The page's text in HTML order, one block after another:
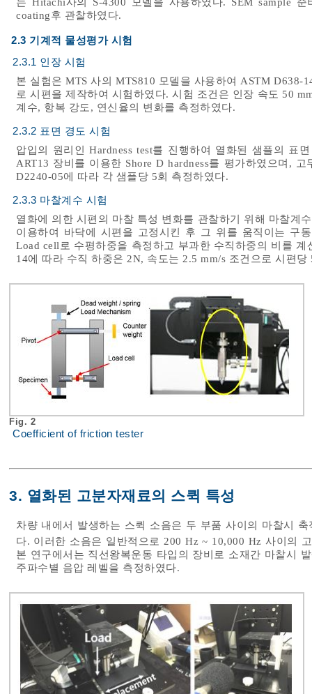
coating후 관찰하였다.
2.3 기계적 물성평가 시험
2.3.1 인장 시험
본 실험은 MTS 사의 MTS810 모델을 사용하여 ASTM
로 시편을 제작하여 시험하였다. 시험 조건은 인장 속도 50
계수, 항복 강도, 연신율의 변화를 측정하였다.
2.3.2 표면 경도 시험
압입의 원리인 Hardness test를 진행하여 열화된 샘플의 표
ART13 장비를 이용한 Shore D hardness를 평가하였으며,
D2240-05에 따라 각 샘플당 5회 측정하였다.
2.3.3 마찰계수 시험
열화에 의한 시편의 마찰 특성 변화를 관찰하기 위해 마찰계
이용하여 바닥에 시편을 고정시킨 후 그 위를 움직이는 구
Load cell로 수평하중을 측정하고 부과한 수직하중의 비를
14에 따라 수직 하중은 2N, 속도는 2.5 mm/s 조건으로 시편당
Fig. 2
Coefficient of friction tester
3. 열화된 고분자재료의 스퀵 특성
차량 내에서 발생하는 스퀵 소음은 두 부품 사이의 마찰시
다. 이러한 소음은 일반적으로 200 Hz ~ 10,000 Hz 사이의
본 연구에서는 직선왕복운동 타입의 장비로 소재간 마찰시
주파수별 음압 레벨을 측정하였다.